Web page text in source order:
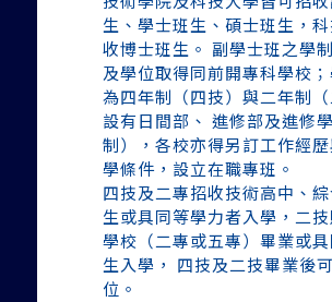
生、學士班生、碩士班生，
收博士班生。 副學士班之學
及學位取得同前開專科學校
為四年制（四技）與二年制
設有日間部、 進修部及進修
制），各校亦得另訂工作經
學條件，設立在職專班。
四技及二專招收技術高中、
生或具同等學力者入學，二
學校（二專或五專）畢業或
生入學， 四技及二技畢業後
位。